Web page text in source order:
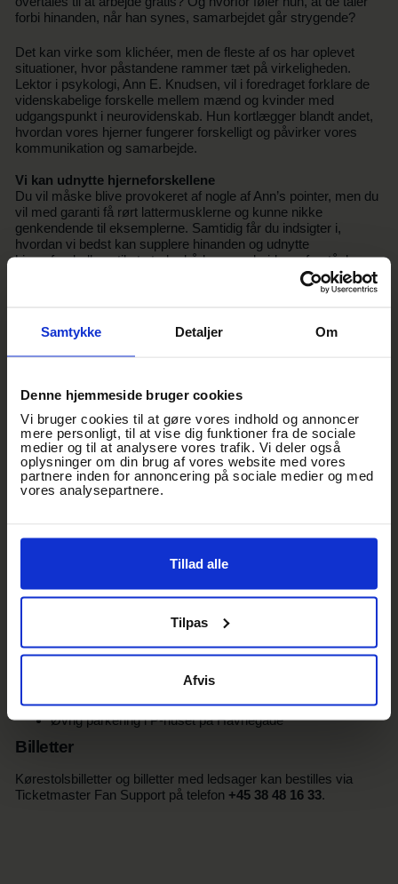
Samtykke Detaljer Om
Denne hjemmeside bruger cookies
Vi bruger cookies til at gøre vores indhold og annoncer
mere personligt, til at vise dig funktioner fra de sociale
medier og til at analysere vores trafik. Vi deler også
oplysninger om din brug af vores website med vores
partnere inden for annoncering på sociale medier og med
vores analysepartnere.
Tillad alle
Tilpas
Afvis
forbi hinanden, når han synes, samarbejdet går strygende?
Det kan virke som klichéer, men de fleste af os har oplevet
situationer, hvor påstandene rammer tæt på virkeligheden.
Lektor i psykologi, Ann E. Knudsen, vil i foredraget forklare de
videnskabelige forskelle mellem mænd og kvinder med
udgangspunkt i neurovidenskab. Hun kortlægger blandt andet,
hvordan vores hjerner fungerer forskelligt og påvirker vores
kommunikation og samarbejde.
Vi kan udnytte hjerneforskellene
Du vil måske blive provokeret af nogle af Ann’s pointer, men du
vil med garanti få rørt lattermusklerne og kunne nikke
genkendende til eksemplerne. Samtidig får du indsigter i,
hvordan vi bedst kan supplere hinanden og udnytte
hjerneforskellene til at styrke både samarbejde og forståelse
Med en baggrund som lektor i psykologi har Ann specialiseret
sig i kombinationen af neuropsykologi og hjerneforskning. Hun
har skrevet en lang række bøger og holdt utallige foredrag om
jævnligt som ekspert i TV- og radioprogrammer.
Tidsplan
Gamborg Bryghus & Streetfood åbner: kl. 16.00
Foredraget slutter: kl. 21.00
Alle tidspunkter er cirka-tider og kan ændre sig.
Salen
Handicapvenlig parkering via Gl. Banegårdsvej
Øvrig parkering i P-huset på Havnegade
Billetter
Kørestolsbilletter og billetter med ledsager kan bestilles via
Ticketmaster Fan Support på telefon +45 38 48 16 33.